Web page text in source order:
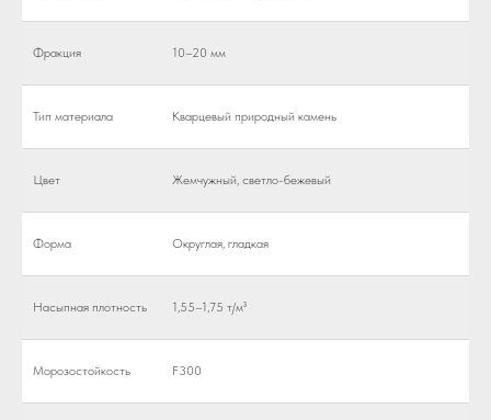
Фракция 10–20 мм
Тип материала Кварцевый природный камень
Цвет Жемчужный, светло-бежевый
Форма Округлая, гладкая
Насыпная плотность 1,55–1,75 т/м³
Морозостойкость F300